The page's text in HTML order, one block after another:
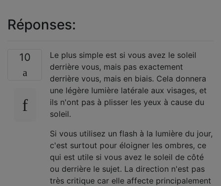
Réponses:
10
Le plus simple est si vous avez le soleil
derrière vous, mais pas exactement
derrière vous, mais en biais. Cela donnera
une légère lumière latérale aux visages, et
ils n'ont pas à plisser les yeux à cause du
soleil.
Si vous utilisez un flash à la lumière du jour,
c'est surtout pour éloigner les ombres, ce
qui est utile si vous avez le soleil de côté
ou derrière le sujet. La direction n'est pas
très critique car elle affecte principalement